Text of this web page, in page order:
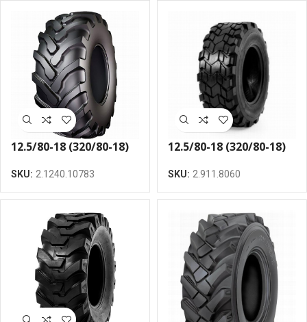
12.5/80-18 (320/80-18)
riepa
SKU: 2.1240.10783
12.5/80-18 (320/80-18)
riepa
SKU: 2.911.8060